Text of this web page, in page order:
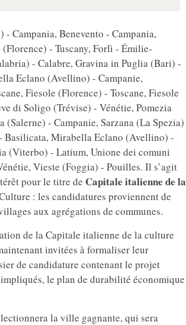
Campania, Benevento - Campania,
- Tuscany, Forlì - Émilie-
- Calabre, Gravina in Puglia (Bari) -
Eclano (Avellino) - Campanie,
Fiesole (Florence) - Toscane, Fiesole
di Soligo (Trévise) - Vénétie, Pomezia
- Campanie, Sarzana (La Spezia)
Basilicata, Mirabella Eclano (Avellino) -
(Viterbo) - Latium, Unione dei comuni
Vieste (Foggia) - Pouilles. Il s’agit
pour le titre de Capitale italienne de la
: les candidatures proviennent de
aux agrégations de communes.
de la Capitale italienne de la culture
invitées à formaliser leur
de candidature contenant le projet
le plan de durabilité économique
la ville gagnante, qui sera